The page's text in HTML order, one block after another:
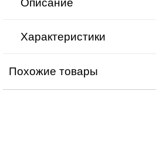
Описание
Характеристики
Похожие товары